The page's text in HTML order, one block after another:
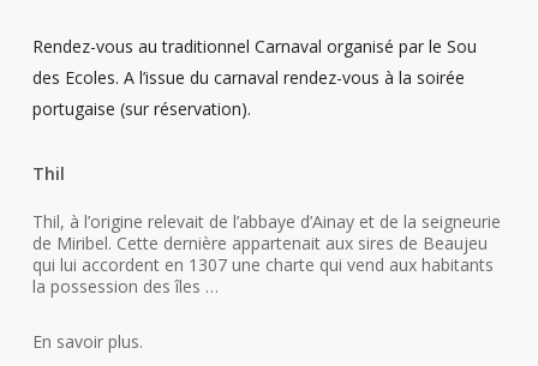
Rendez-vous au traditionnel Carnaval organisé par le Sou
des Ecoles. A l’issue du carnaval rendez-vous à la soirée
portugaise (sur réservation).
Thil
Thil, à l’origine relevait de l’abbaye d’Ainay et de la seigneurie
de Miribel. Cette dernière appartenait aux sires de Beaujeu
qui lui accordent en 1307 une charte qui vend aux habitants
la possession des îles …
En savoir plus.